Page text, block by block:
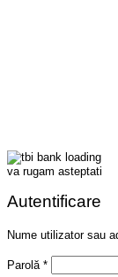
va rugam asteptati
Autentificare
Nume utilizator sau
Parolă *Obligatoriu